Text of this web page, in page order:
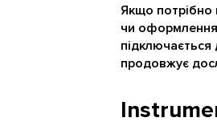
Якщо потрібно
чи оформлення
продовжує